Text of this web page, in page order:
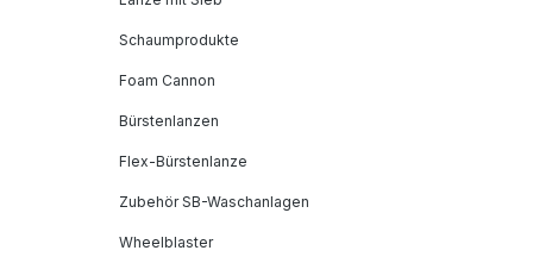
Schaumprodukte
Foam Cannon
Bürstenlanzen
Flex-Bürstenlanze
Zubehör SB-Waschanlagen
Wheelblaster